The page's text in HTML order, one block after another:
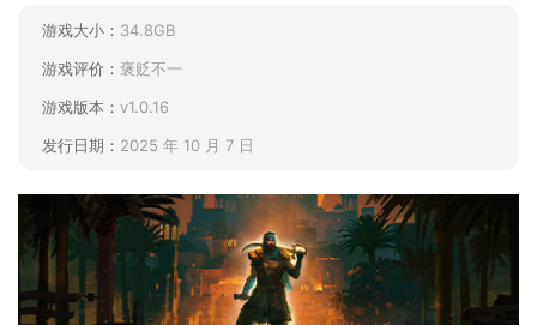
游戏大小： 34.8GB
游戏评价： 褒贬不一
游戏版本： v1.0.16
发行日期： 2025 年 10 月 7 日